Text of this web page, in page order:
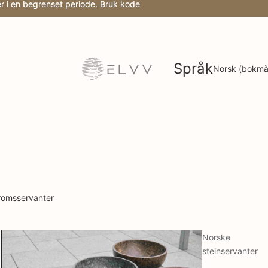
i en begrenset periode. Bruk kode
i en begrenset periode. Bruk kode
Språk
Norske
steinservanter